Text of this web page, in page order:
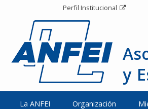
Perfil Institucional
y
La ANFEI Organización